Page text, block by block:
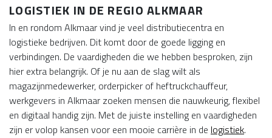
LOGISTIEK IN DE REGIO ALKMAAR
In en rondom Alkmaar vind je veel distributiecentra en
logistieke bedrijven. Dit komt door de goede ligging en
verbindingen. De vaardigheden die we hebben besproken, zijn
hier extra belangrijk. Of je nu aan de slag wilt als
magazijnmedewerker, orderpicker of heftruckchauffeur,
werkgevers in Alkmaar zoeken mensen die nauwkeurig, flexibel
en digitaal handig zijn. Met de juiste instelling en vaardigheden
zijn er volop kansen voor een mooie carrière in de logistiek.